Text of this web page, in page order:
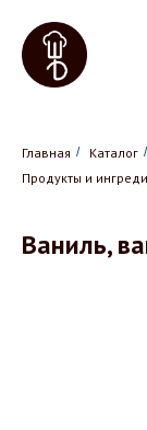
Главная / Каталог /
Продукты и
Ваниль,